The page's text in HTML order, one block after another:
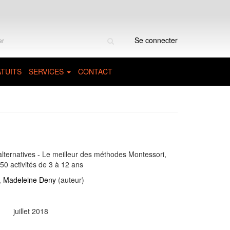
Se connecter
SERVICES CONTACT
- Le meilleur des méthodes Montessori,
activités de 3 à 12 ans
Madeleine Deny (auteur)
juillet 2018